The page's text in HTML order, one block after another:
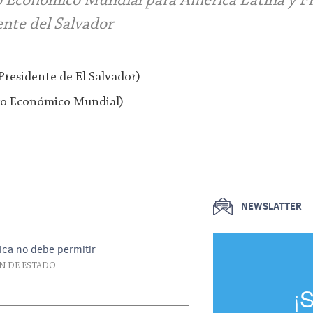
del Salvador
de El Salvador)
Económico Mundial)
no debe permitir
DE ESTADO
NEWSLATTER